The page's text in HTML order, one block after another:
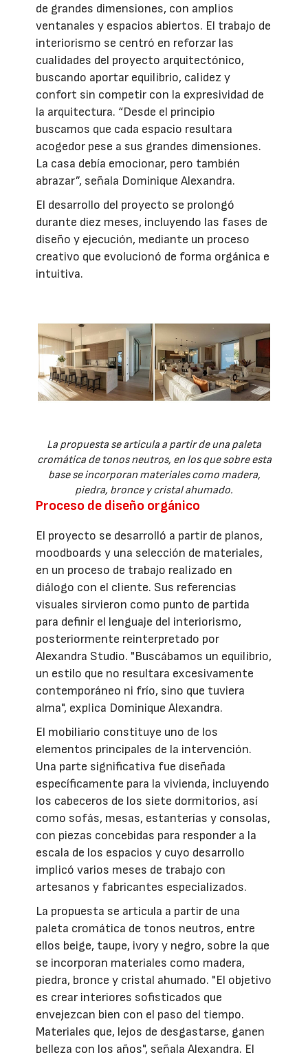
de grandes dimensiones, con amplios
ventanales y espacios abiertos. El trabajo de
interiorismo se centró en reforzar las
cualidades del proyecto arquitectónico,
buscando aportar equilibrio, calidez y
confort sin competir con la expresividad de
la arquitectura. “Desde el principio
buscamos que cada espacio resultara
acogedor pese a sus grandes dimensiones.
La casa debía emocionar, pero también
abrazar”, señala Dominique Alexandra.
El desarrollo del proyecto se prolongó
durante diez meses, incluyendo las fases de
diseño y ejecución, mediante un proceso
creativo que evolucionó de forma orgánica e
intuitiva.
La propuesta se articula a partir de una paleta
cromática de tonos neutros, en los que sobre esta
base se incorporan materiales como madera,
piedra, bronce y cristal ahumado.
Proceso de diseño orgánico
El proyecto se desarrolló a partir de planos,
moodboards y una selección de materiales,
en un proceso de trabajo realizado en
diálogo con el cliente. Sus referencias
visuales sirvieron como punto de partida
para definir el lenguaje del interiorismo,
posteriormente reinterpretado por
Alexandra Studio. "Buscábamos un equilibrio,
un estilo que no resultara excesivamente
contemporáneo ni frío, sino que tuviera
alma", explica Dominique Alexandra.
El mobiliario constituye uno de los
elementos principales de la intervención.
Una parte significativa fue diseñada
específicamente para la vivienda, incluyendo
los cabeceros de los siete dormitorios, así
como sofás, mesas, estanterías y consolas,
con piezas concebidas para responder a la
escala de los espacios y cuyo desarrollo
implicó varios meses de trabajo con
artesanos y fabricantes especializados.
La propuesta se articula a partir de una
paleta cromática de tonos neutros, entre
ellos beige, taupe, ivory y negro, sobre la que
se incorporan materiales como madera,
piedra, bronce y cristal ahumado. "El objetivo
es crear interiores sofisticados que
envejezcan bien con el paso del tiempo.
Materiales que, lejos de desgastarse, ganen
belleza con los años", señala Alexandra. El